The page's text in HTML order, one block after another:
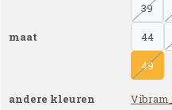
maat
39
44
49
andere kleuren